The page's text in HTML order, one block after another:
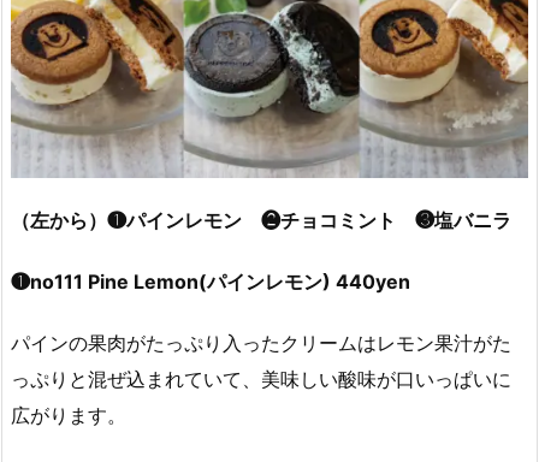
（左から）❶パインレモン ❷チョコミント ❸塩バニラ
❶no111 Pine Lemon(パインレモン) 440yen
パインの果肉がたっぷり入ったクリームはレモン果汁がた
っぷりと混ぜ込まれていて、美味しい酸味が口いっぱいに
広がります。